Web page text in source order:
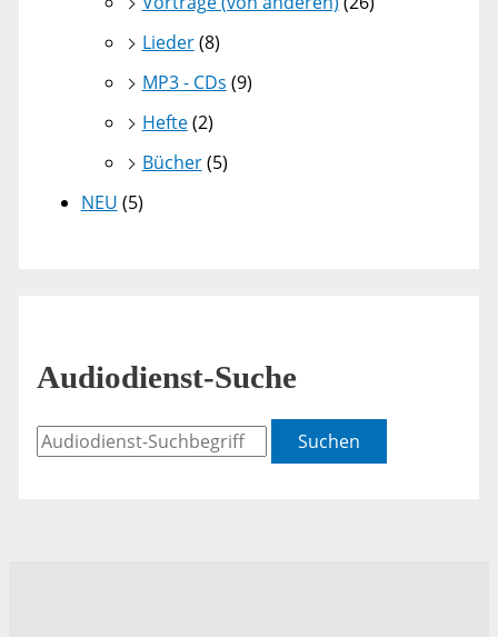
Lieder(8)
MP3 - CDs (9)
Hefte(2)
Bücher(5)
NEU (5)
Audiodienst-Suche
Suchen